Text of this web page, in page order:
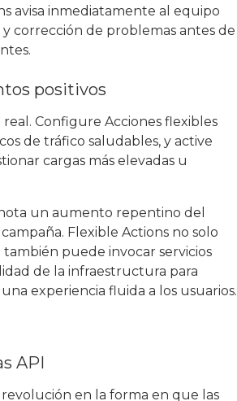
avisa inmediatamente al equipo
corrección de problemas antes de
positivos
Configure Acciones flexibles
de tráfico saludables, y active
cargas más elevadas u
un aumento repentino del
Flexible Actions no solo
puede invocar servicios
de la infraestructura para
experiencia fluida a los usuarios.
API
en la forma en que las